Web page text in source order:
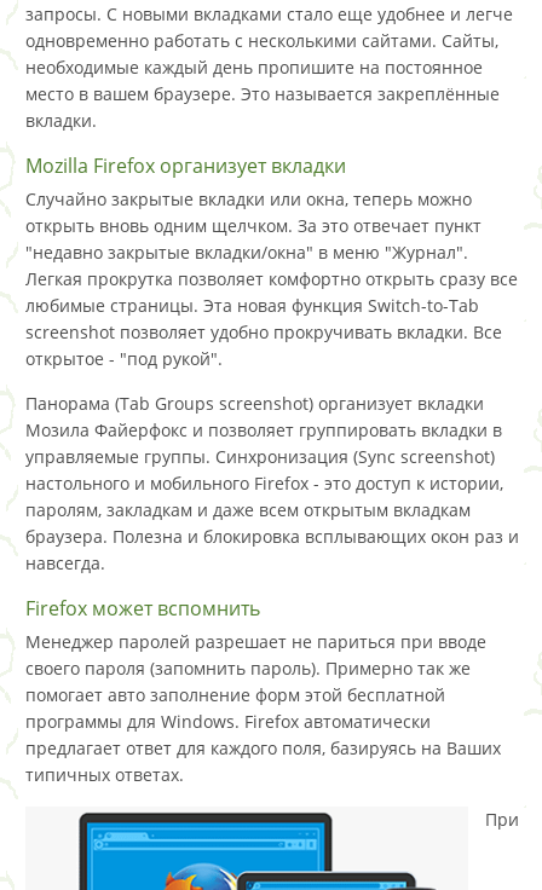
запросы. С новыми вкладками стало еще удобнее и легче
одновременно работать с несколькими сайтами. Сайты,
необходимые каждый день пропишите на постоянное
место в вашем браузере. Это называется закреплённые
вкладки.
Mozilla Firefox организует вкладки
Случайно закрытые вкладки или окна, теперь можно
открыть вновь одним щелчком. За это отвечает пункт
"недавно закрытые вкладки/окна" в меню "Журнал".
Легкая прокрутка позволяет комфортно открыть сразу все
любимые страницы. Эта новая функция Switch-to-Tab
screenshot позволяет удобно прокручивать вкладки. Все
открытое - "под рукой".
Панорама (Tab Groups screenshot) организует вкладки
Мозила Файерфокс и позволяет группировать вкладки в
управляемые группы. Синхронизация (Sync screenshot)
настольного и мобильного Firefox - это доступ к истории,
паролям, закладкам и даже всем открытым вкладкам
браузера. Полезна и блокировка всплывающих окон раз и
навсегда.
Firefox может вспомнить
Менеджер паролей разрешает не париться при вводе
своего пароля (запомнить пароль). Примерно так же
помогает авто заполнение форм этой бесплатной
программы для Windows. Firefox автоматически
предлагает ответ для каждого поля, базируясь на Ваших
типичных ответах.
При